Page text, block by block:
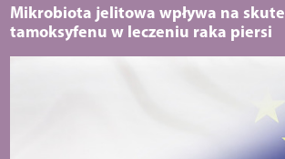
Mikrobiota jelitowa wpływa na
tamoksyfenu w leczeniu raka piersi